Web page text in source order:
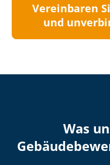
Vereinbaren
und
Was